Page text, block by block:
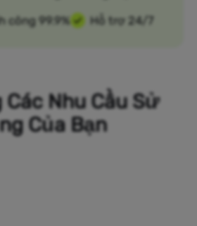
công 99.9%
Hỗ trợ 24/7
Nhu Cầu Sử
Của Bạn